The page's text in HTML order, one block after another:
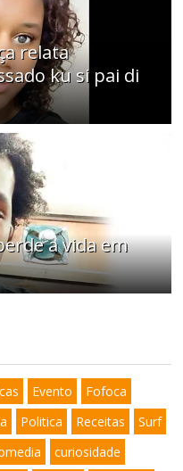
relata
ku si pai di
a vida em
Evento
Fofoca
Politica Receitas
Surf
curiosidade